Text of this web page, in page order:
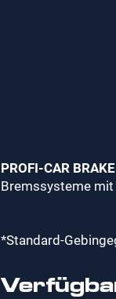
PROFI-CAR
Bremssysteme
*Standard-